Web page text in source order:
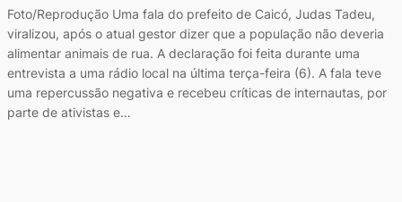
Foto/Reprodução Uma fala do prefeito de Caicó, Judas Tadeu,
viralizou, após o atual gestor dizer que a população não deveria
alimentar animais de rua. A declaração foi feita durante uma
entrevista a uma rádio local na última terça-feira (6). A fala teve
uma repercussão negativa e recebeu críticas de internautas, por
parte de ativistas e…